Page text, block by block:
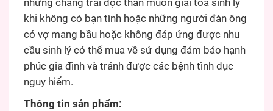
những chàng trai độc thân muốn giải tỏa sinh lý
khi không có bạn tình hoặc những người đàn ông
có vợ mang bầu hoặc không đáp ứng được nhu
cầu sinh lý có thể mua về sử dụng đảm bảo hạnh
phúc gia đình và tránh được các bệnh tình dục
nguy hiểm.
Thông tin sản phẩm: